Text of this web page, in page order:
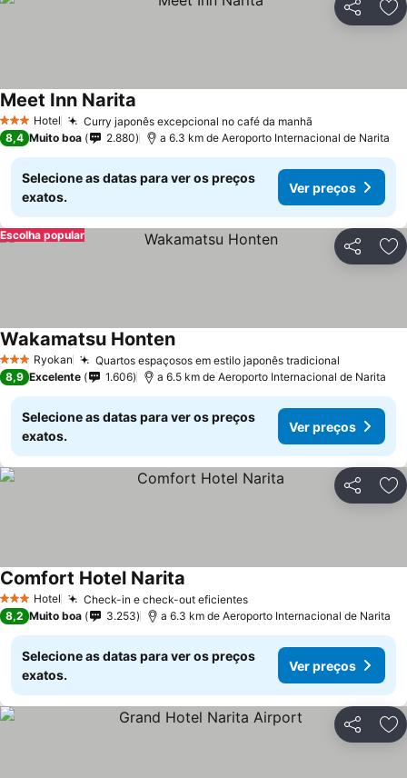
Partilhar
3 EstrelasHotel Curry japonês excepcional no café da manhã
Meet Inn Narita
8,4 Muito boa 2.880 a 6.3 km de Aeroporto Internacional de Narita
Selecione as datas para ver os preços
exatos.
Ver preços
Partilhar
Escolha popular
3 EstrelasRyokan Quartos espaçosos em estilo japonês tradicional
Wakamatsu Honten
8,9 Excelente 1.606 a 6.5 km de Aeroporto Internacional de Narita
Selecione as datas para ver os preços
exatos.
Ver preços
Partilhar
3 EstrelasHotel Check-in e check-out eficientes
Comfort Hotel Narita
8,2 Muito boa 3.253 a 6.3 km de Aeroporto Internacional de Narita
Selecione as datas para ver os preços
exatos.
Ver preços
Partilhar